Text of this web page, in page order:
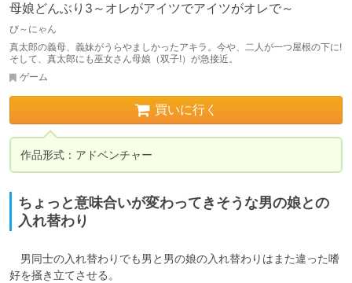
母娘どんぶり3～オレがアイツでアイツがオレで～
び～にゃん
真太郎の義母、義妹がうらやましかったアキラ。今や、二人が一つ屋根の下に!
そして、真太郎にも巫女さん母娘（双子!）が急接近。
ゲーム
買いに行く
作品形式：アドベンチャー
ちょっと意味合いが変わってきそうな男の娘との
入れ替わり
男同士の入れ替わりでも男と男の娘の入れ替わりはまた違った嗜
好を掻き立てさせる。